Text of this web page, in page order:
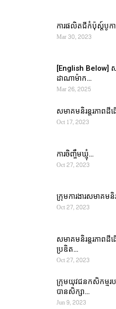
ការផលិតជីកំប៉ុស្ដ៍បូក
Mar 30, 2023
[English Below]
ដាណាម៉ាក…
Mar 26, 2025
សមាគមនិរន្តរភាពដី
Oct 17, 2023
ការចិញ្ចឹមឃ្មុំ…
Oct 27, 2023
ក្រុមការងារសមាគមនិ
Oct 27, 2023
សមាគមនិរន្តរភាពដី
ប្រឌិត…
Oct 27, 2023
ក្រុមយុវជនកសិកម្មរ
បានសិក្សា…
Jun 9, 2023